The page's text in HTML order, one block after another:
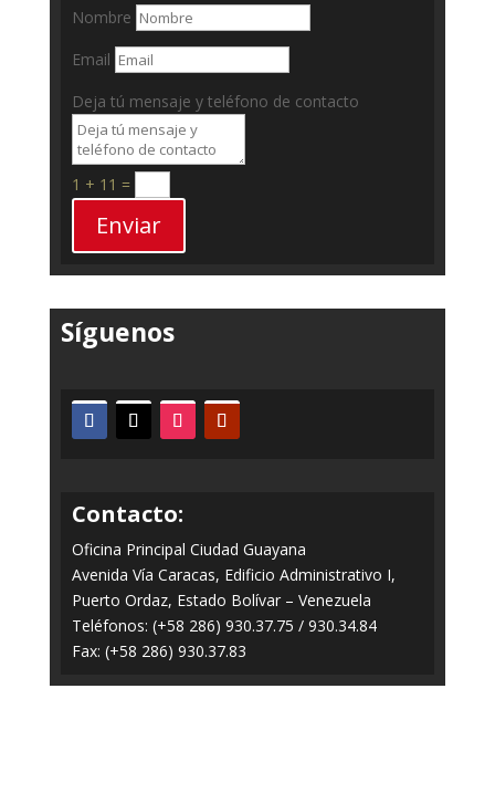
Nombre
Email
Deja tú mensaje y teléfono de contacto
1 + 11 =
Enviar
Síguenos
Contacto:
Oficina Principal Ciudad Guayana
Avenida Vía Caracas, Edificio Administrativo I,
Puerto Ordaz, Estado Bolívar – Venezuela
Teléfonos: (+58 286) 930.37.75 / 930.34.84
Fax: (+58 286) 930.37.83